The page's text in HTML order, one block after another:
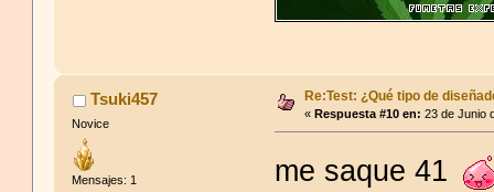
En la vida, la libertad
puede hacer tanto,
uno elige representa
Tsuki457
Novice
Mensajes: 1
Re:Test: ¿Qué tipo de
«Respuesta #10 en: 23 de Junio
me saque 41